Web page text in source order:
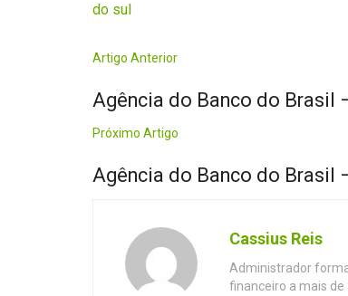
do sul
Artigo Anterior
Agência do Banco do Brasil
Próximo Artigo
Agência do Banco do Brasil
Cassius Reis
Administrador
financeiro a mais de